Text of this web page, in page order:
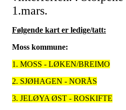
1.mars.
Følgende kart er ledige/tatt:
Moss kommune:
1. MOSS - LØKEN/BREIMO
2. SJØHAGEN - NORÅS
3. JELØYA ØST - ROSKIFTE